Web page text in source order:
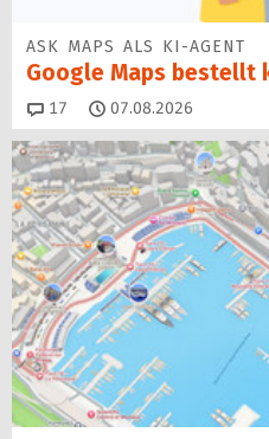
ASK MAPS ALS KI-AGENT
Google Maps bestellt
17 Kommentare
07.08.2026